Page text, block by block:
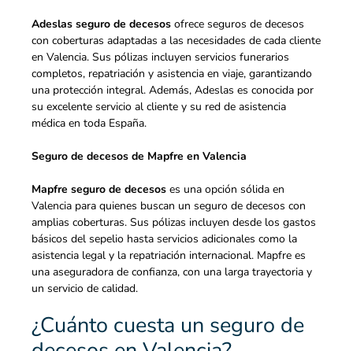
Adeslas seguro de decesos ofrece seguros de decesos
con coberturas adaptadas a las necesidades de cada cliente
en Valencia. Sus pólizas incluyen servicios funerarios
completos, repatriación y asistencia en viaje, garantizando
una protección integral. Además, Adeslas es conocida por
su excelente servicio al cliente y su red de asistencia
médica en toda España.
Seguro de decesos de Mapfre en Valencia
Mapfre seguro de decesos es una opción sólida en
Valencia para quienes buscan un seguro de decesos con
amplias coberturas. Sus pólizas incluyen desde los gastos
básicos del sepelio hasta servicios adicionales como la
asistencia legal y la repatriación internacional. Mapfre es
una aseguradora de confianza, con una larga trayectoria y
un servicio de calidad.
¿Cuánto cuesta un seguro de